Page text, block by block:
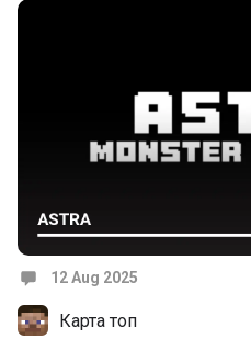
12 Aug 2025
Карта топ